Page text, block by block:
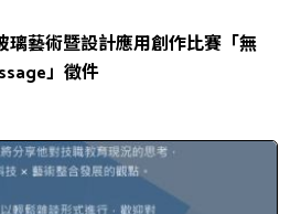
璃藝術暨設計應用創作比賽「無
」徵件